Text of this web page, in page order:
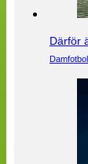
Därför